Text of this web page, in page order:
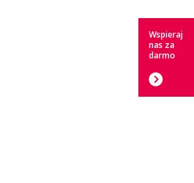
Wspieraj
nas za
darmo